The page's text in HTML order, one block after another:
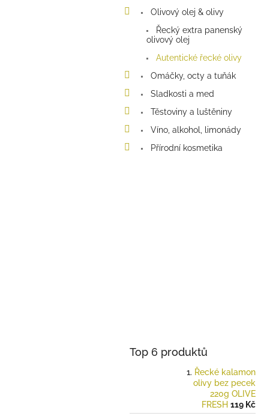
Olivový olej & olivy
Řecký extra panenský
olivový olej
Autentické řecké olivy
Omáčky, octy a tuňák
Sladkosti a med
Těstoviny a luštěniny
Víno, alkohol, limonády
Přírodní kosmetika
Top 6 produktů
Řecké kalamon
olivy bez pecek
220g OLIVE
FRESH 119 Kč